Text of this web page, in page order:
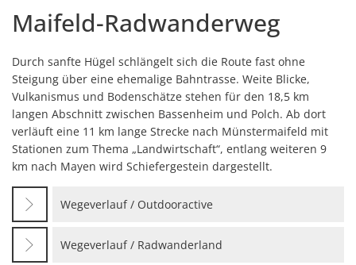
Maifeld-
Radwanderweg
Maifeld-Radwanderweg
Durch sanfte Hügel schlängelt sich die Route fast ohne
Steigung über eine ehemalige Bahntrasse. Weite Blicke,
Vulkanismus und Bodenschätze stehen für den 18,5 km
langen Abschnitt zwischen Bassenheim und Polch. Ab dort
verläuft eine 11 km lange Strecke nach Münstermaifeld mit
Stationen zum Thema „Landwirtschaft“, entlang weiteren 9
km nach Mayen wird Schiefergestein dargestellt.
Wegeverlauf / Outdooractive
Wegeverlauf / Radwanderland